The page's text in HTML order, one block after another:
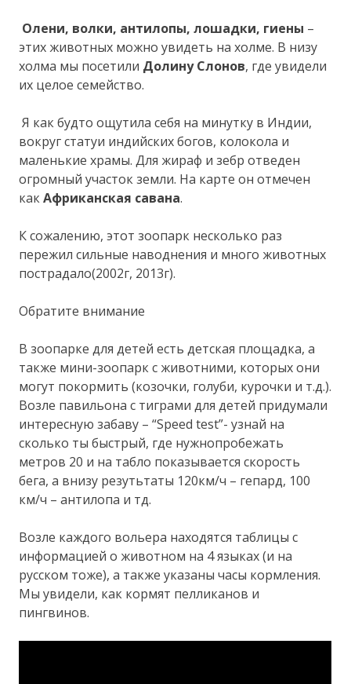
Олени, волки, антилопы, лошадки, гиены –
этих животных можно увидеть на холме. В низу
холма мы посетили Долину Слонов, где увидели
их целое семейство.
Я как будто ощутила себя на минутку в Индии,
вокруг статуи индийских богов, колокола и
маленькие храмы. Для жираф и зебр отведен
огромный участок земли. На карте он отмечен
какАфриканская савана.
К сожалению, этот зоопарк несколько раз
пережил сильные наводнения и много животных
пострадало(2002г, 2013г).
Обратите внимание
В зоопарке для детей есть детская площадка, а
также мини-зоопарк с животними, которых они
могут покормить (козочки, голуби, курочки и т.д.).
Возле павильона с тиграми для детей придумали
интересную забаву – “Speed test”- узнай на
сколько ты быстрый, где нужнопробежать
метров 20 и на табло показывается скорость
бега, а внизу резутьтаты 120км/ч – гепард, 100
км/ч – антилопа и тд.
Возле каждого вольера находятся таблицы с
информацией о животном на 4 языках (и на
русском тоже), а также указаны часы кормления.
Мы увидели, как кормят пелликанов и
пингвинов.